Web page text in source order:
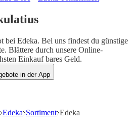
bei Edeka. Bei uns findest du günstige
Blättere durch unsere Online-
Einkauf bares Geld.
in der App
Edeka Sortiment Edeka